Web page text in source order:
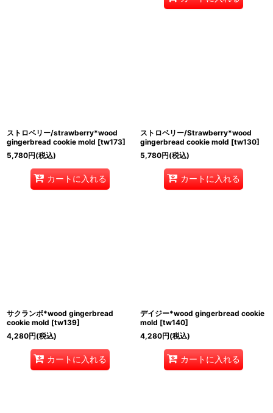
ストロベリー/strawberry*wood
gingerbread cookie mold [tw173]
5,780円(税込)
カートに入れる
ストロベリー/Strawberry*wood
gingerbread cookie mold [tw130]
5,780円(税込)
カートに入れる
サクランボ*wood gingerbread
cookie mold [tw139]
4,280円(税込)
カートに入れる
デイジー*wood gingerbread cookie
mold [tw140]
4,280円(税込)
カートに入れる